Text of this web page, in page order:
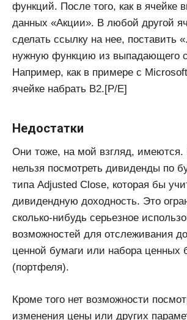
функций. После того, как в ячейке
данных «Акции». В любой другой
сделать ссылку на нее, поставить
нужную функцию из выпадающего
Например, как в примере с
ячейке набрать B2.[P/E]
Недостатки
Они тоже, на мой взгляд, имеются.
нельзя посмотреть дивиденды по
типа Adjusted Close, которая бы
дивидендную доходность. Это
сколько-нибудь серьезное
возможностей для отслеживания
ценной бумаги или набора ценных
(портфеля).
Кроме того нет возможности
изменения цены или других